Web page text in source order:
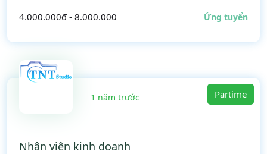
4.000.000đ - 8.000.000 Ứng tuyển
1 năm trước Partime
Nhân viên kinh doanh